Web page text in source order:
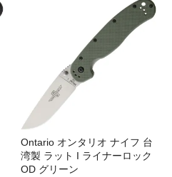
Ontario オンタリオ ナイフ 台
湾製 ラット I ライナーロック
OD グリーン